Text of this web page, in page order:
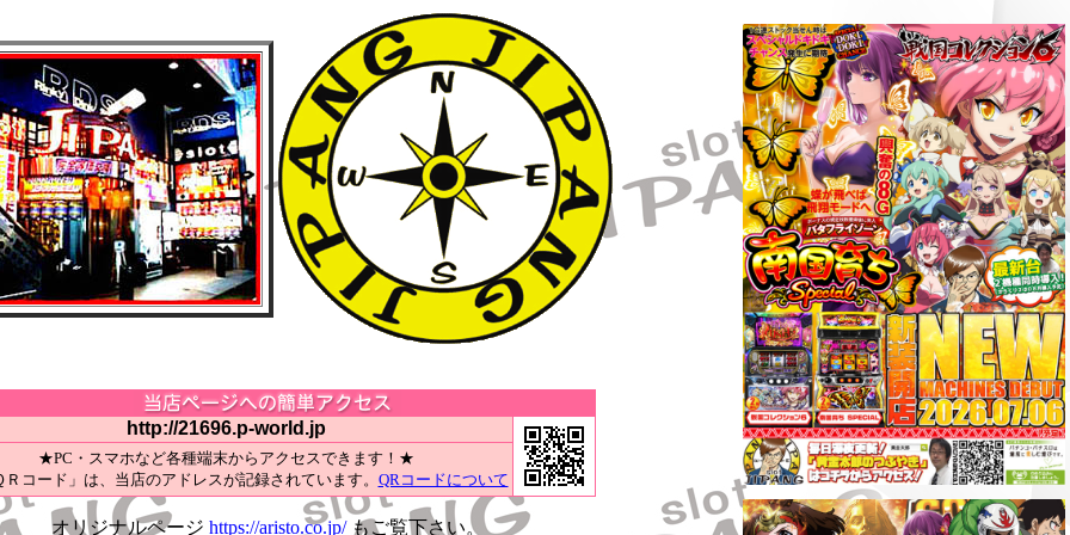
http://21696.p-world.jp
★PC・スマホなど各種端末からアクセスできます！★
Ｒコード」は、当店のアドレスが記録されています。 QRコードについて
オリジナルページ https://aristo.co.jp/ もご覧下さい。